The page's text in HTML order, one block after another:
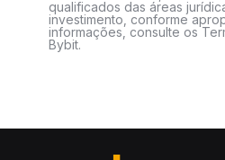
qualificados das áreas
investimento, conforme
informações, consulte os
Bybit.